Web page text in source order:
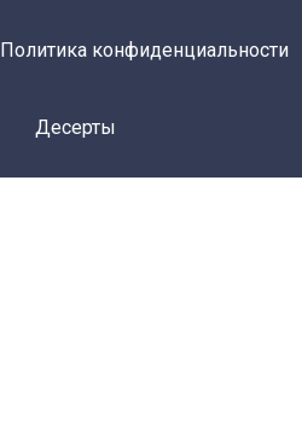
Политика конфиденциальности
Десерты